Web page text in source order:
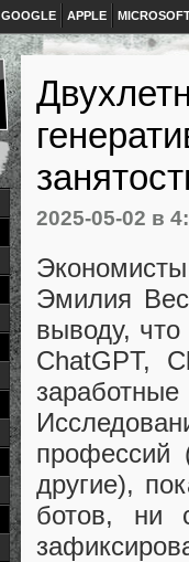
GOOGLE APPLE
2025-05-02 в
Эмилия
выводу,
ChatGPT,
профессий
другие),
ботов, ни